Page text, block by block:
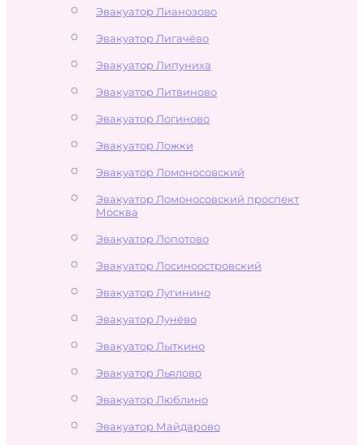
Эвакуатор Лианозово
Эвакуатор Лигачёво
Эвакуатор Липуниха
Эвакуатор Литвиново
Эвакуатор Логиново
Эвакуатор Ложки
Эвакуатор Ломоносовский
Эвакуатор Ломоносовский проспект
Москва
Эвакуатор Лопотово
Эвакуатор Лосиноостровский
Эвакуатор Лугинино
Эвакуатор Лунёво
Эвакуатор Лыткино
Эвакуатор Льялово
Эвакуатор Люблино
Эвакуатор Майдарово